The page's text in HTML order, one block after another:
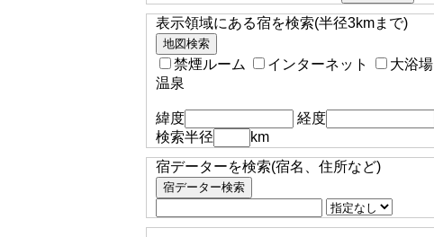
表示領域にある宿を検索(半径3kmまで)
禁煙ルーム インターネット
大浴場
温泉
緯度
経度
検索半径
km
宿データーを検索(宿名、住所など)